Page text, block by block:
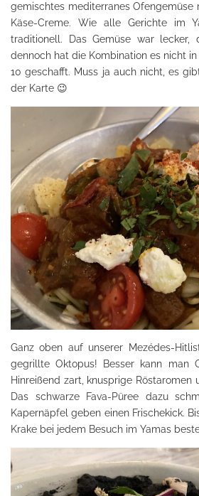
gemischtes mediterranes Ofengemüse
Käse-Creme. Wie alle Gerichte im
traditionell. Das Gemüse war lecker,
dennoch hat die Kombination es nicht
10 geschafft. Muss ja auch nicht, es
der Karte 😉
Ganz oben auf unserer Mezédes-
gegrillte Oktopus! Besser kann man
Hinreißend zart, knusprige Röstaromen
Das schwarze Fava-Püree dazu
Kapernäpfel geben einen Frischekick.
Krake bei jedem Besuch im Yamas